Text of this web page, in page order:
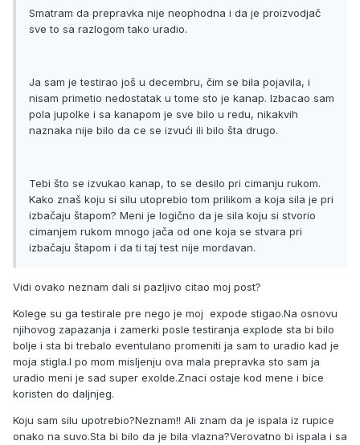
Smatram da prepravka nije neophodna i da je proizvodjač
sve to sa razlogom tako uradio.
Ja sam je testirao još u decembru, čim se bila pojavila, i
nisam primetio nedostatak u tome sto je kanap. Izbacao sam
pola jupolke i sa kanapom je sve bilo u redu, nikakvih
naznaka nije bilo da ce se izvući ili bilo šta drugo.
Tebi što se izvukao kanap, to se desilo pri cimanju rukom.
Kako znaš koju si silu utoprebio tom prilikom a koja sila je pri
izbačaju štapom? Meni je logično da je sila koju si stvorio
cimanjem rukom mnogo jača od one koja se stvara pri
izbačaju štapom i da ti taj test nije mordavan.
Vidi ovako neznam dali si pazljivo citao moj post?
Kolege su ga testirale pre nego je moj expode stigao.Na osnovu
njihovog zapazanja i zamerki posle testiranja explode sta bi bilo
bolje i sta bi trebalo eventulano promeniti ja sam to uradio kad je
moja stigla.I po mom misljenju ova mala prepravka sto sam ja
uradio meni je sad super exolde.Znaci ostaje kod mene i bice
koristen do daljnjeg.
Koju sam silu upotrebio?Neznam!! Ali znam da je ispala iz rupice
onako na suvo.Sta bi bilo da je bila vlazna?Verovatno bi ispala i sa